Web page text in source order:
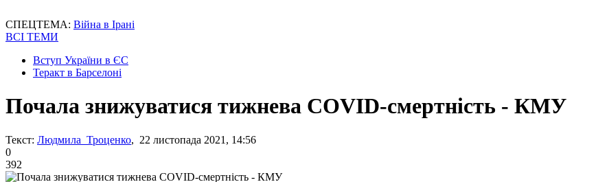
СПЕЦТЕМА: Війна в Ірані
ВСІ ТЕМИ
Вступ України в ЄС
Теракт в Барселоні
Почала знижуватися тижнева COVID-смертність - КМУ
Текст: Людмила Троценко, 22 листопада 2021, 14:56
0
392